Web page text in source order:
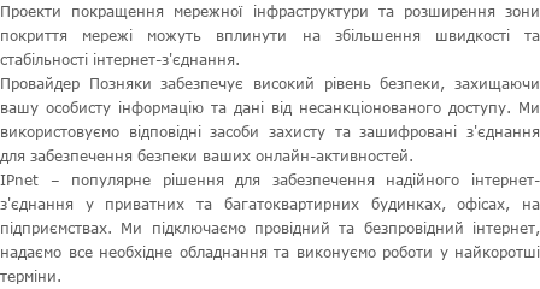
Проекти покращення мережної інфраструктури та розширення зони
покриття мережі можуть вплинути на збільшення швидкості та
стабільності інтернет-з'єднання.
Провайдер Позняки забезпечує високий рівень безпеки, захищаючи
вашу особисту інформацію та дані від несанкціонованого доступу. Ми
використовуємо відповідні засоби захисту та зашифровані з'єднання
для забезпечення безпеки ваших онлайн-активностей.
IPnet – популярне рішення для забезпечення надійного інтернет-
з'єднання у приватних та багатоквартирних будинках, офісах, на
підприємствах. Ми підключаємо провідний та безпровідний інтернет,
надаємо все необхідне обладнання та виконуємо роботи у найкоротші
терміни.